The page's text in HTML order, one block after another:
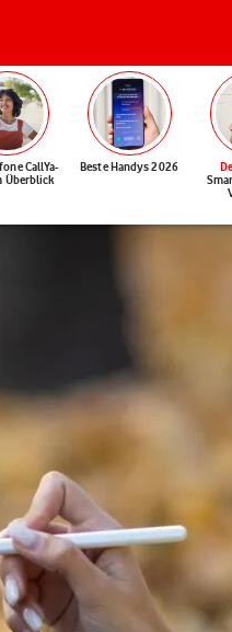
CallYa-
Überblick
Beste Handys 2026